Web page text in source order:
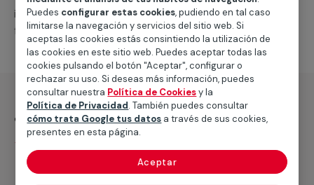
intervenciones que solicites para su correcto
funcionamiento.
¿Qué incluye?
Desplazamiento
Puedes configurar estas cookies, pudiendo en tal caso
limitarse la navegación y servicios del sitio web. Si
aceptas las cookies estás consintiendo la utilización de
las cookies en este sitio web. Puedes aceptar todas las
cookies pulsando el botón "Aceptar", configurar o
rechazar su uso. Si deseas más información, puedes
consultar nuestra Política de Cookiesy la
Política de Privacidad. También puedes consultar
cómo trata Google tus datos a través de sus cookies,
presentes en esta página.
Aceptar